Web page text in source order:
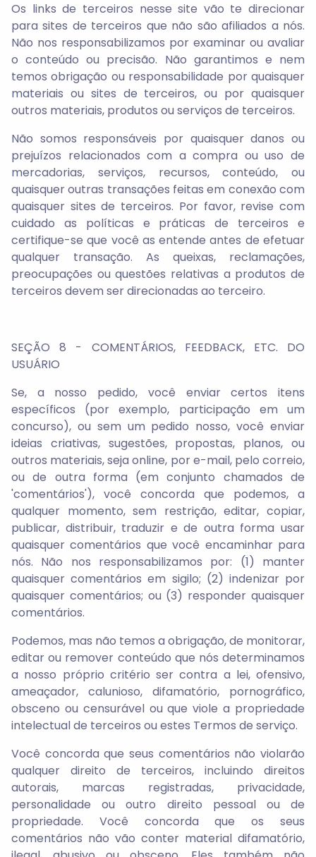
Os links de terceiros nesse site vão te direcionar
para sites de terceiros que não são afiliados a nós.
Não nos responsabilizamos por examinar ou avaliar
o conteúdo ou precisão. Não garantimos e nem
temos obrigação ou responsabilidade por quaisquer
materiais ou sites de terceiros, ou por quaisquer
outros materiais, produtos ou serviços de terceiros.
Não somos responsáveis por quaisquer danos ou
prejuízos relacionados com a compra ou uso de
mercadorias, serviços, recursos, conteúdo, ou
quaisquer outras transações feitas em conexão com
quaisquer sites de terceiros. Por favor, revise com
cuidado as políticas e práticas de terceiros e
certifique-se que você as entende antes de efetuar
qualquer transação. As queixas, reclamações,
preocupações ou questões relativas a produtos de
terceiros devem ser direcionadas ao terceiro.
SEÇÃO 8 - COMENTÁRIOS, FEEDBACK, ETC. DO
USUÁRIO
Se, a nosso pedido, você enviar certos itens
específicos (por exemplo, participação em um
concurso), ou sem um pedido nosso, você enviar
ideias criativas, sugestões, propostas, planos, ou
outros materiais, seja online, por e-mail, pelo correio,
ou de outra forma (em conjunto chamados de
'comentários'), você concorda que podemos, a
qualquer momento, sem restrição, editar, copiar,
publicar, distribuir, traduzir e de outra forma usar
quaisquer comentários que você encaminhar para
nós. Não nos responsabilizamos por: (1) manter
quaisquer comentários em sigilo; (2) indenizar por
quaisquer comentários; ou (3) responder quaisquer
comentários.
Podemos, mas não temos a obrigação, de monitorar,
editar ou remover conteúdo que nós determinamos
a nosso próprio critério ser contra a lei, ofensivo,
ameaçador, calunioso, difamatório, pornográfico,
obsceno ou censurável ou que viole a propriedade
intelectual de terceiros ou estes Termos de serviço.
Você concorda que seus comentários não violarão
qualquer direito de terceiros, incluindo direitos
autorais, marcas registradas, privacidade,
personalidade ou outro direito pessoal ou de
propriedade. Você concorda que os seus
comentários não vão conter material difamatório,